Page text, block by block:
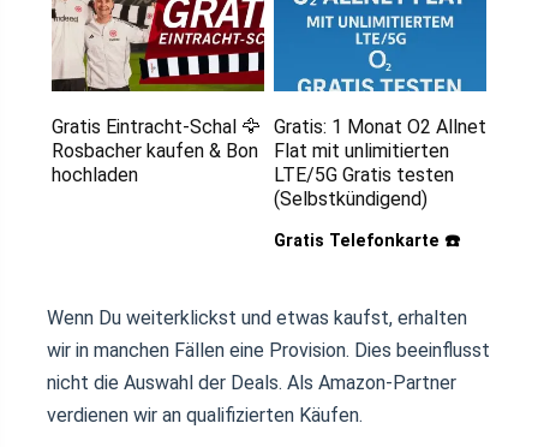
Gratis Eintracht-Schal 🦅
Rosbacher kaufen & Bon
hochladen
Gratis: 1 Monat O2 Allnet
Flat mit unlimitierten
LTE/5G Gratis testen
(Selbstkündigend)
Gratis Telefonkarte ☎️
Wenn Du weiterklickst und etwas kaufst, erhalten
wir in manchen Fällen eine Provision. Dies beeinflusst
nicht die Auswahl der Deals. Als Amazon-Partner
verdienen wir an qualifizierten Käufen.